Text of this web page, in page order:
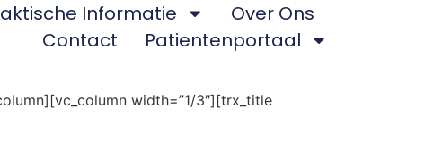
Informatie
Over Ons
Contact
Patientenportaal
width=”1/3″][trx_title